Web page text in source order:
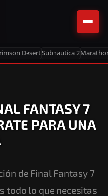
DesertSubnautica 2
FANTASY 7
PARA UNA
de Final Fantasy 7
todo lo que necesitas